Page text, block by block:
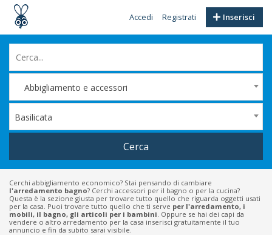
Inserisci
Accedi Registrati
Abbigliamento e accessori
Basilicata
Cerca
Cerchi abbigliamento economico? Stai pensando di cambiare
l'arredamento bagno? Cerchi accessori per il bagno o per la cucina?
Questa è la sezione giusta per trovare tutto quello che riguarda oggetti usati
per la casa. Puoi trovare tutto quello che ti serve per l'arredamento, i
mobili, il bagno, gli articoli per i bambini. Oppure se hai dei capi da
vendere o altro arredamento per la casa inserisci gratuitamente il tuo
annuncio e fin da subito sarai visibile.